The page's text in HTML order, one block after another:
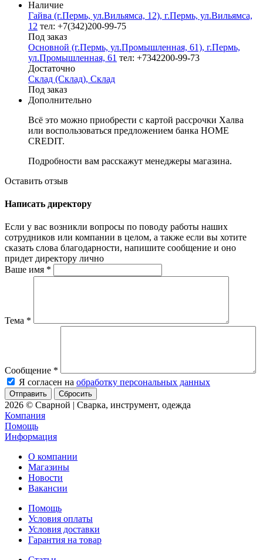
Наличие
Гайва (г.Пермь, ул.Вильямса, 12), г.Пермь, ул.Вильямса,
12 тел: +7(342)200-99-75
Под заказ
Основной (г.Пермь, ул.Промышленная, 61), г.Пермь,
ул.Промышленная, 61 тел: +7342200-99-73
Достаточно
Склад (Склад), Склад
Под заказ
Дополнительно
Всё это можно приобрести с картой рассрочки Халва
или воспользоваться предложением банка HOME
CREDIT.
Подробности вам расскажут менеджеры магазина.
Оставить отзыв
Написать директору
Если у вас возникли вопросы по поводу работы наших
сотрудников или компании в целом, а также если вы хотите
сказать слова благодарности, напишите сообщение и оно
придет директору лично
Ваше имя *
Тема *
Сообщение *
Я согласен на обработку персональных данных
Сбросить
2026 © Сварной | Сварка, инструмент, одежда
Компания
Помощь
Информация
О компании
Магазины
Новости
Вакансии
Помощь
Условия оплаты
Условия доставки
Гарантия на товар